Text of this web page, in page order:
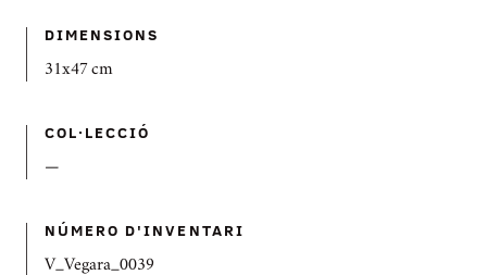
DIMENSIONS
31x47 cm
COL·LECCIÓ
—
NÚMERO D'INVENTARI
V_Vegara_0039